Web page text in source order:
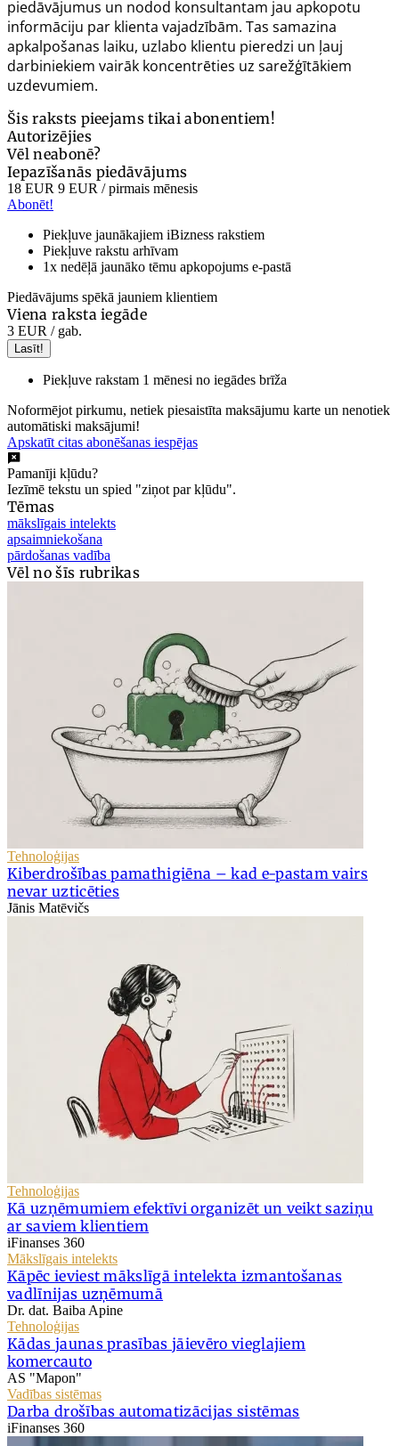
piedāvājumus un nodod konsultantam jau apkopotu
informāciju par klienta vajadzībām. Tas samazina
apkalpošanas laiku, uzlabo klientu pieredzi un ļauj
darbiniekiem vairāk koncentrēties uz sarežģītākiem
uzdevumiem.
Šis raksts pieejams tikai abonentiem!
Autorizējies
Vēl neabonē?
Iepazīšanās piedāvājums
18 EUR 9 EUR / pirmais mēnesis
Abonēt!
Piekļuve jaunākajiem iBizness rakstiem
Piekļuve rakstu arhīvam
1x nedēļā jaunāko tēmu apkopojums e-pastā
Piedāvājums spēkā jauniem klientiem
Viena raksta iegāde
3 EUR / gab.
Lasīt!
Piekļuve rakstam 1 mēnesi no iegādes brīža
Noformējot pirkumu, netiek piesaistīta maksājumu karte un nenotiek
automātiski maksājumi!
Apskatīt citas abonēšanas iespējas
Pamanīji kļūdu?
Iezīmē tekstu un spied "ziņot par kļūdu".
Tēmas
mākslīgais intelekts
apsaimniekošana
pārdošanas vadība
Vēl no šīs rubrikas
Tehnoloģijas
Kiberdrošības pamathigiēna – kad e-pastam vairs
nevar uzticēties
Jānis Matēvičs
Tehnoloģijas
Kā uzņēmumiem efektīvi organizēt un veikt saziņu
ar saviem klientiem
iFinanses 360
Mākslīgais intelekts
Kāpēc ieviest mākslīgā intelekta izmantošanas
vadlīnijas uzņēmumā
Dr. dat. Baiba Apine
Tehnoloģijas
Kādas jaunas prasības jāievēro vieglajiem
komercauto
AS "Mapon"
Vadības sistēmas
Darba drošības automatizācijas sistēmas
iFinanses 360